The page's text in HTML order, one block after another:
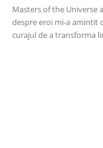
Masters of the Universe
despre eroi mi-a amintit
curajul de a transforma